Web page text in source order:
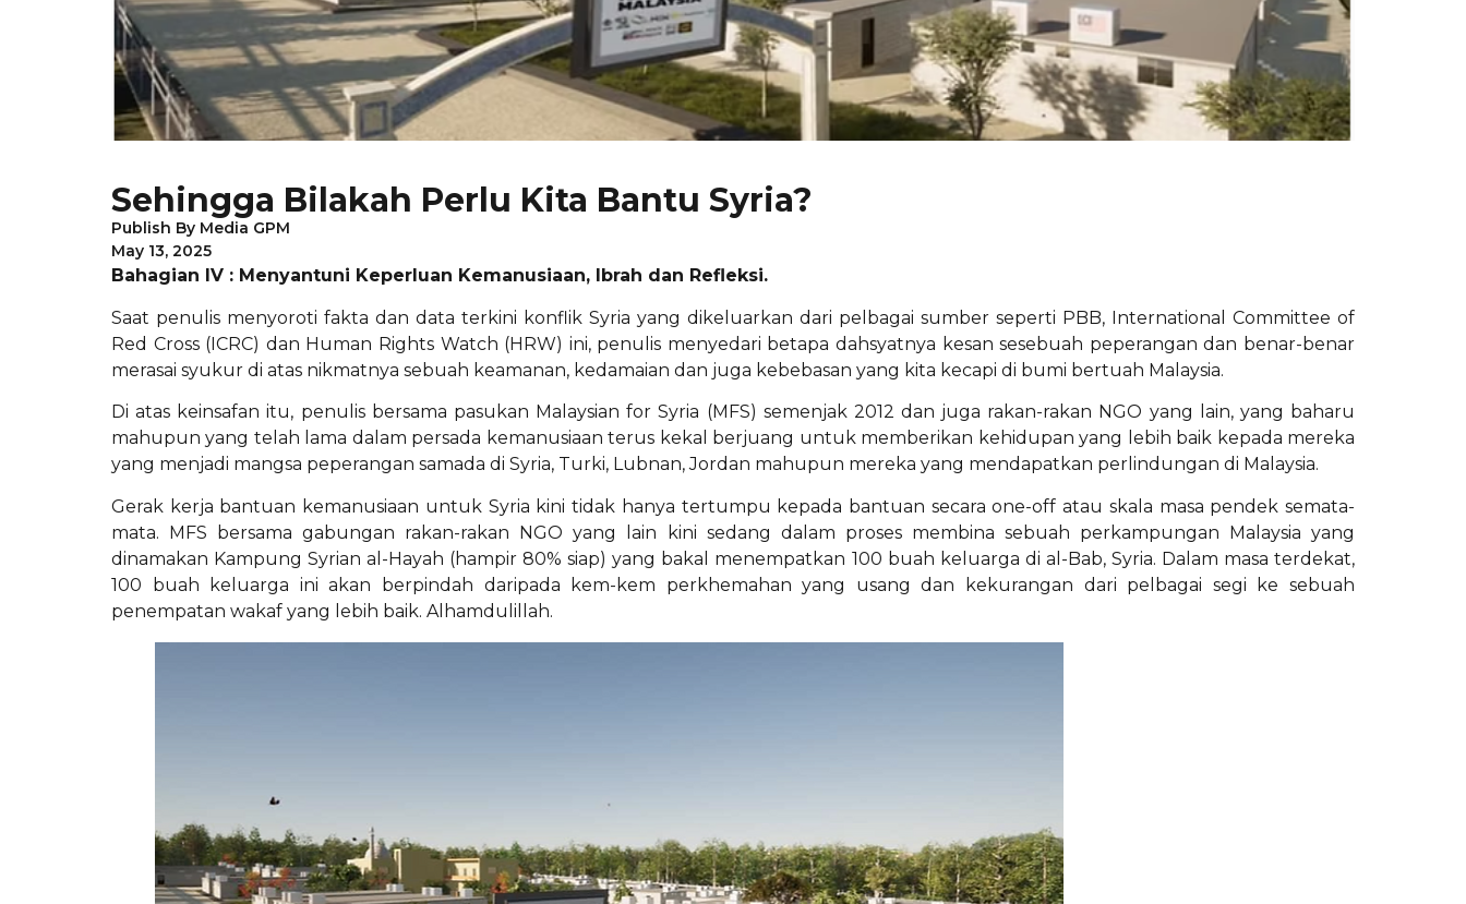
Sehingga Bilakah Perlu Kita Bantu Syria?
Publish By Media GPM
May 13, 2025
Bahagian IV : Menyantuni Keperluan Kemanusiaan, Ibrah dan Refleksi.
Saat penulis menyoroti fakta dan data terkini konflik Syria yang dikeluarkan dari pelbagai sumber seperti PBB, International Committee of
Red Cross (ICRC) dan Human Rights Watch (HRW) ini, penulis menyedari betapa dahsyatnya kesan sesebuah peperangan dan benar-benar
merasai syukur di atas nikmatnya sebuah keamanan, kedamaian dan juga kebebasan yang kita kecapi di bumi bertuah Malaysia.
Di atas keinsafan itu, penulis bersama pasukan Malaysian for Syria (MFS) semenjak 2012 dan juga rakan-rakan NGO yang lain, yang baharu
mahupun yang telah lama dalam persada kemanusiaan terus kekal berjuang untuk memberikan kehidupan yang lebih baik kepada mereka
yang menjadi mangsa peperangan samada di Syria, Turki, Lubnan, Jordan mahupun mereka yang mendapatkan perlindungan di Malaysia.
Gerak kerja bantuan kemanusiaan untuk Syria kini tidak hanya tertumpu kepada bantuan secara one-off atau skala masa pendek semata-
mata. MFS bersama gabungan rakan-rakan NGO yang lain kini sedang dalam proses membina sebuah perkampungan Malaysia yang
dinamakan Kampung Syrian al-Hayah (hampir 80% siap) yang bakal menempatkan 100 buah keluarga di al-Bab, Syria. Dalam masa terdekat,
100 buah keluarga ini akan berpindah daripada kem-kem perkhemahan yang usang dan kekurangan dari pelbagai segi ke sebuah
penempatan wakaf yang lebih baik. Alhamdulillah.